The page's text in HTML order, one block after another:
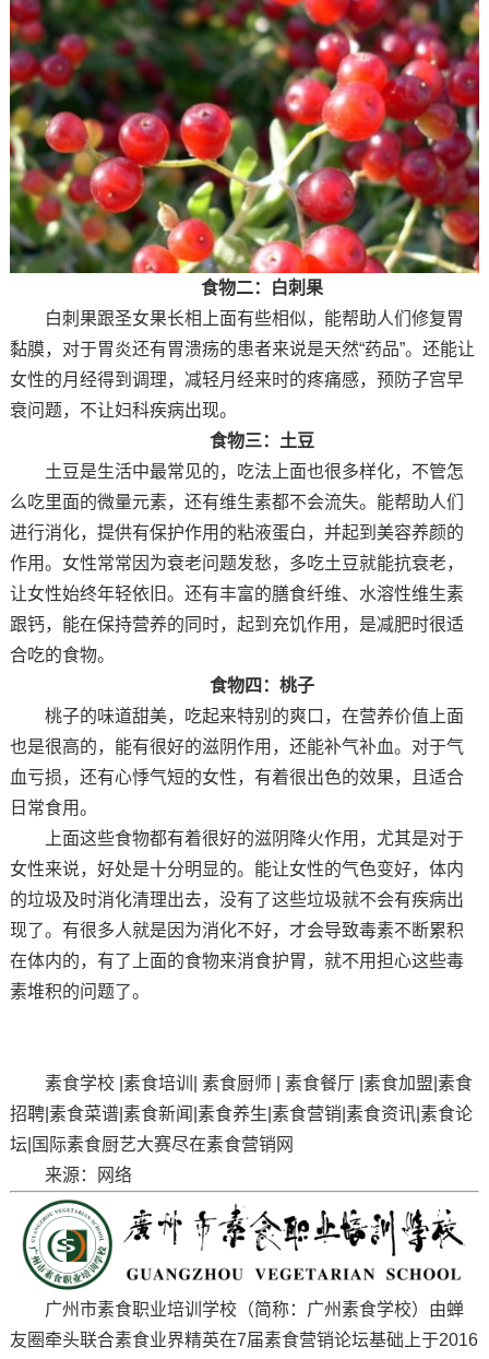
食物二：白刺果
白刺果跟圣女果长相上面有些相似，能帮助人们修复胃
黏膜，对于胃炎还有胃溃疡的患者来说是天然“药品”。还能让
女性的月经得到调理，减轻月经来时的疼痛感，预防子宫早
衰问题，不让妇科疾病出现。
食物三：土豆
土豆是生活中最常见的，吃法上面也很多样化，不管怎
么吃里面的微量元素，还有维生素都不会流失。能帮助人们
进行消化，提供有保护作用的粘液蛋白，并起到美容养颜的
作用。女性常常因为衰老问题发愁，多吃土豆就能抗衰老，
让女性始终年轻依旧。还有丰富的膳食纤维、水溶性维生素
跟钙，能在保持营养的同时，起到充饥作用，是减肥时很适
合吃的食物。
食物四：桃子
桃子的味道甜美，吃起来特别的爽口，在营养价值上面
也是很高的，能有很好的滋阴作用，还能补气补血。对于气
血亏损，还有心悸气短的女性，有着很出色的效果，且适合
日常食用。
上面这些食物都有着很好的滋阴降火作用，尤其是对于
女性来说，好处是十分明显的。能让女性的气色变好，体内
的垃圾及时消化清理出去，没有了这些垃圾就不会有疾病出
现了。有很多人就是因为消化不好，才会导致毒素不断累积
在体内的，有了上面的食物来消食护胃，就不用担心这些毒
素堆积的问题了。
素食学校 |素食培训| 素食厨师 | 素食餐厅 |素食加盟|素食
招聘|素食菜谱|素食新闻|素食养生|素食营销|素食资讯|素食论
坛|国际素食厨艺大赛尽在素食营销网
来源：网络
广州市素食职业培训学校（简称：广州素食学校）由蝉
友圈牵头联合素食业界精英在7届素食营销论坛基础上于2016